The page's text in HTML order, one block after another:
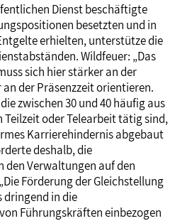
Dienst beschäftigte
besetzten und in
erhielten, unterstütze die
Wildfeuer: „Das
sich hier stärker an der
der Präsenzzeit orientieren.
zwischen 30 und 40 häufig aus
oder Telearbeit tätig sind,
Karrierehindernis abgebaut
deshalb, die
den Verwaltungen auf den
Förderung der Gleichstellung
dringend in die
Führungskräften einbezogen